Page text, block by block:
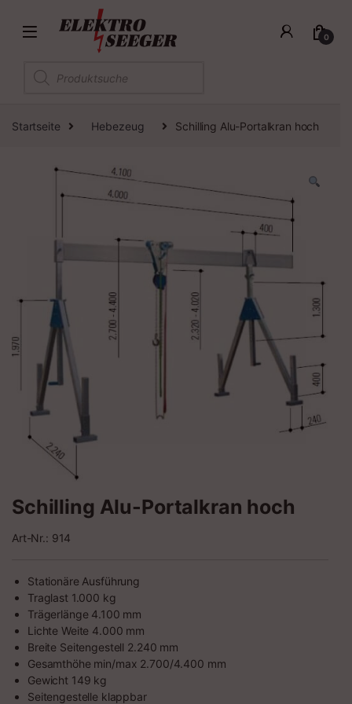
0
Products search
Startseite Hebezeug Schilling Alu-Portalkran hoch
Schilling Alu-Portalkran hoch
Art-Nr.: 914
Stationäre Ausführung
Traglast 1.000 kg
Trägerlänge 4.100 mm
Lichte Weite 4.000 mm
Breite Seitengestell 2.240 mm
Gesamthöhe min/max 2.700/4.400 mm
Gewicht 149 kg
Seitengestelle klappbar